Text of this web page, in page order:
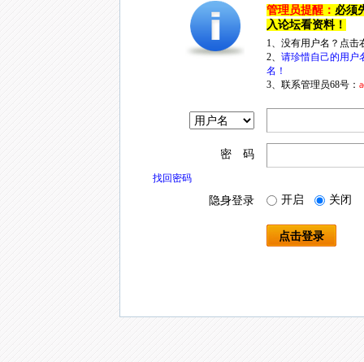
管理员提醒： 必须
入论坛看资料！
1、没有用户名？点
2、 请珍惜自己的用户
名！
3、联系管理员68号：
密 码
找回密码
隐身登录 开启 关闭
点击登录